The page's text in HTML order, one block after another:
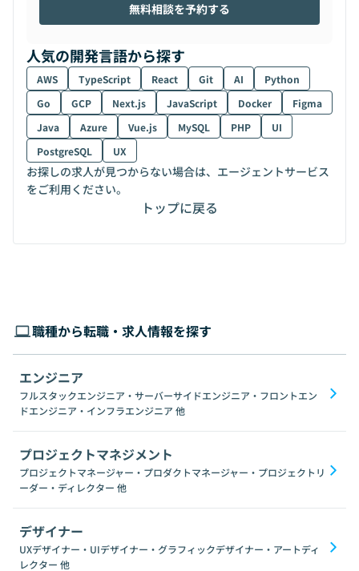
無料相談を予約する
人気の開発言語から探す
AWS TypeScript React Git AI
Python
Go
GCP Next.js JavaScript Docker
Figma
Java
Azure Vue.js MySQL PHP
UI
PostgreSQL
UX
お探しの求人が見つからない場合は、エージェントサービス
をご利用ください。
トップに戻る
職種から転職・求人情報を探す
エンジニア
フルスタックエンジニア・サーバーサイドエンジニア・フロントエン
ドエンジニア・インフラエンジニア 他
プロジェクトマネジメント
プロジェクトマネージャー・プロダクトマネージャー・プロジェクトリ
ーダー・ディレクター 他
デザイナー
UXデザイナー・UIデザイナー・グラフィックデザイナー・アートディ
レクター 他